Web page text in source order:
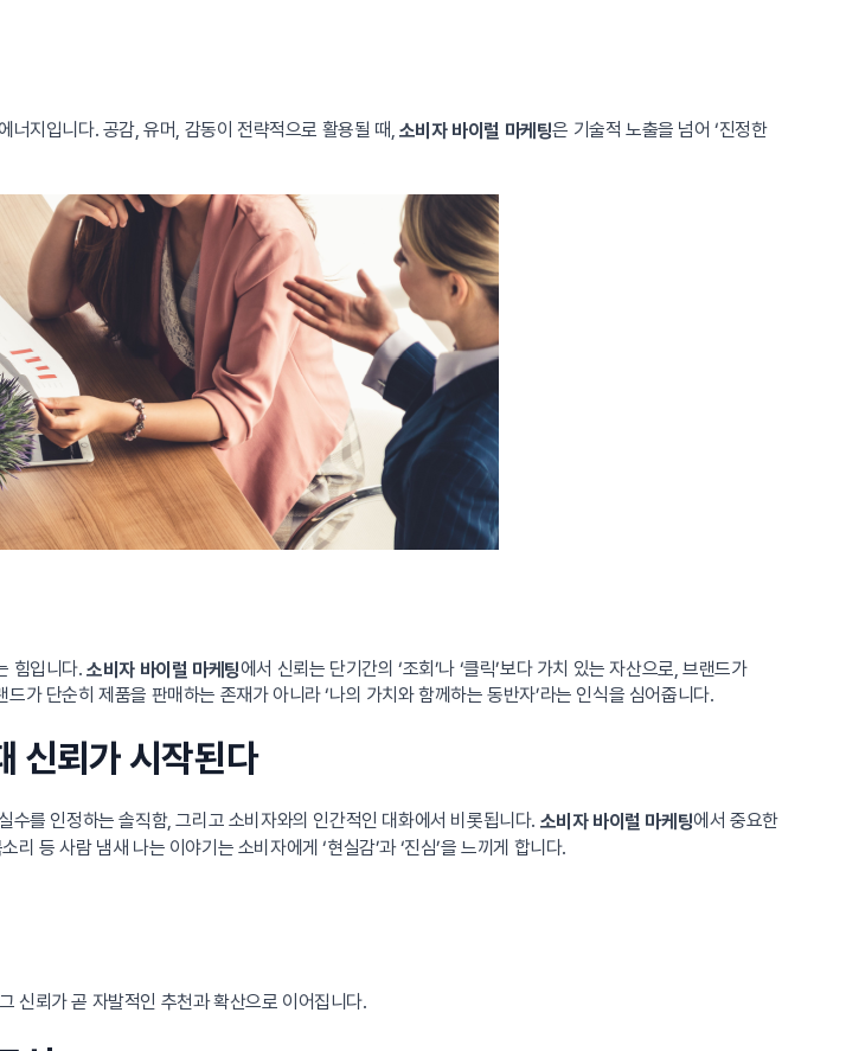
너지입니다. 공감, 유머, 감동이 전략적으로 활용될 때, 소비자 바이럴 마케팅은 기술적 노출을 넘어 ‘진정한
힘입니다.소비자 바이럴 마케팅에서 신뢰는 단기간의 ‘조회’나 ‘클릭’보다 가치 있는 자산으로, 브랜드가
가 단순히 제품을 판매하는 존재가 아니라 ‘나의 가치와 함께하는 동반자’라는 인식을 심어줍니다.
신뢰가 시작된다
를 인정하는 솔직함, 그리고 소비자와의 인간적인 대화에서 비롯됩니다. 소비자 바이럴 마케팅에서 중요한
등 사람 냄새 나는 이야기는 소비자에게 ‘현실감’과 ‘진심’을 느끼게 합니다.
신뢰가 곧 자발적인 추천과 확산으로 이어집니다.